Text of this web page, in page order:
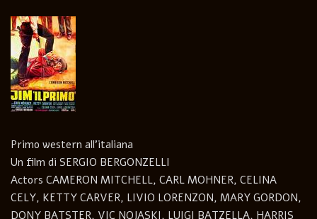
Primo western all’italiana
Un film di SERGIO BERGONZELLI
Actors CAMERON MITCHELL, CARL MOHNER, CELINA
CELY, KETTY CARVER, LIVIO LORENZON, MARY GORDON,
DONY BATSTER, VIC NOJASKI, LUIGI BATZELLA, HARRIS